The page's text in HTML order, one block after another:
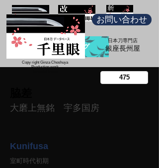
ブログ
お問い合わせ
日本刀専門店
​銀座長州屋
Copy right Ginza Choshuya
Production work
大磨上無銘 宇多国房
Kunifusa
室町時代初期